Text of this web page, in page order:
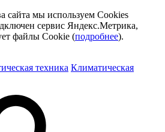
сайта мы используем Cookies
сервис Яндекс.Метрика,
файлы Cookie (подробнее).
Климатическая